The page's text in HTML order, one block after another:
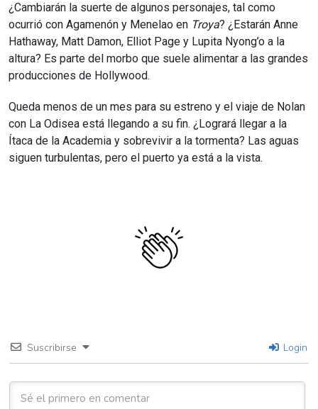
¿Cambiarán la suerte de algunos personajes, tal como
ocurrió con Agamenón y Menelao en Troya? ¿Estarán Anne
Hathaway, Matt Damon, Elliot Page y Lupita Nyong’o a la
altura? Es parte del morbo que suele alimentar a las grandes
producciones de Hollywood.
Queda menos de un mes para su estreno y el viaje de Nolan
con La Odisea está llegando a su fin. ¿Logrará llegar a la
Ítaca de la Academia y sobrevivir a la tormenta? Las aguas
siguen turbulentas, pero el puerto ya está a la vista.
Suscribirse Login